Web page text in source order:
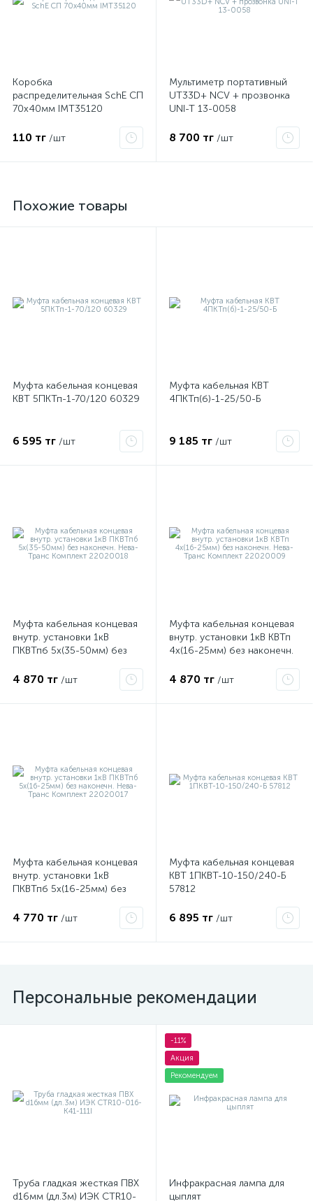
Коробка
распределительная SchE СП
70х40мм IMT35120
110 тг /шт
Мультиметр портативный
UT33D+ NCV + прозвонка
UNI-T 13-0058
8 700 тг /шт
Похожие товары
Муфта кабельная концевая
КВТ 5ПКТп-1-70/120 60329
6 595 тг /шт
Муфта кабельная КВТ
4ПКТп(б)-1-25/50-Б
9 185 тг /шт
Муфта кабельная концевая
внутр. установки 1кВ
ПКВТпб 5х(35-50мм) без
Комплект 22020018
4 870 тг /шт
Муфта кабельная концевая
внутр. установки 1кВ КВТп
4х(16-25мм) без наконечн.
22020009
4 870 тг /шт
Муфта кабельная концевая
внутр. установки 1кВ
ПКВТпб 5х(16-25мм) без
Комплект 22020017
4 770 тг /шт
Муфта кабельная концевая
КВТ 1ПКВТ-10-150/240-Б
57812
6 895 тг /шт
Персональные рекомендации
Труба гладкая жесткая ПВХ
d16мм (дл.3м) ИЭК CTR10-
-11%
Акция
Рекомендуем
Инфракрасная лампа для
цыплят